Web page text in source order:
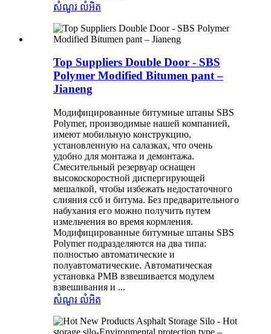
សំណួរ លំអិត
Top Suppliers Double Door - SBS
Polymer Modified Bitumen pant –
Jianeng
Модифицированные битумные штаны SBS
Polymer, производимые нашей компанией,
имеют мобильную конструкцию,
установленную на салазках, что очень
удобно для монтажа и демонтажа.
Смесительный резервуар оснащен
высокоскоростной диспергирующей
мешалкой, чтобы избежать недостаточного
слияния ссб и битума. Без предварительного
набухания его можно получить путем
измельчения во время кормления.
Модифицированные битумные штаны SBS
Polymer подразделяются на два типа:
полностью автоматические и
полуавтоматические. Автоматическая
установка PMB взвешивается модулем
взвешивания и ...
សំណួរ លំអិត